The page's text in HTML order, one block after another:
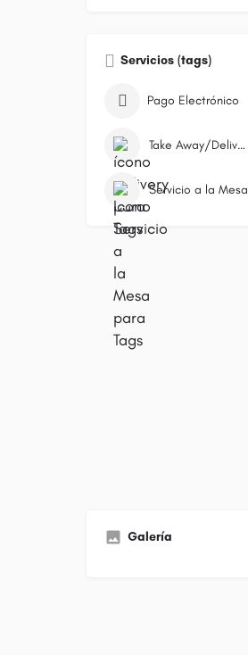
Servicios (tags)
Pago Electrónico
Take Away/Delivery
Servicio a la Mesa
Galería